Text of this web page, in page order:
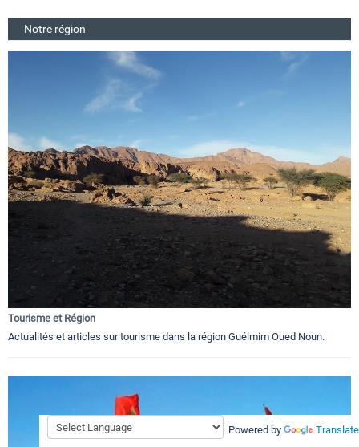
Notre région
Tourisme et Région
Actualités et articles sur tourisme dans la région Guélmim Oued Noun.
Powered by Translate